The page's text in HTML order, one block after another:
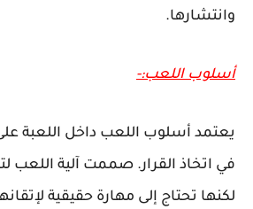
وانتشارها.
أسلوب اللعب:-
يعتمد أسلوب اللعب داخل اللعبة
في اتخاذ القرار. صممت آلية اللعب
لكنها تحتاج إلى مهارة حقيقية